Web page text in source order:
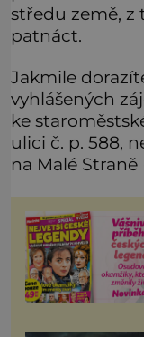
středu země, z
patnáct.
Jakmile
vyhlášených
ke
ulici č. p. 588,
na Malé Straně